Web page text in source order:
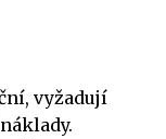
vyžadují